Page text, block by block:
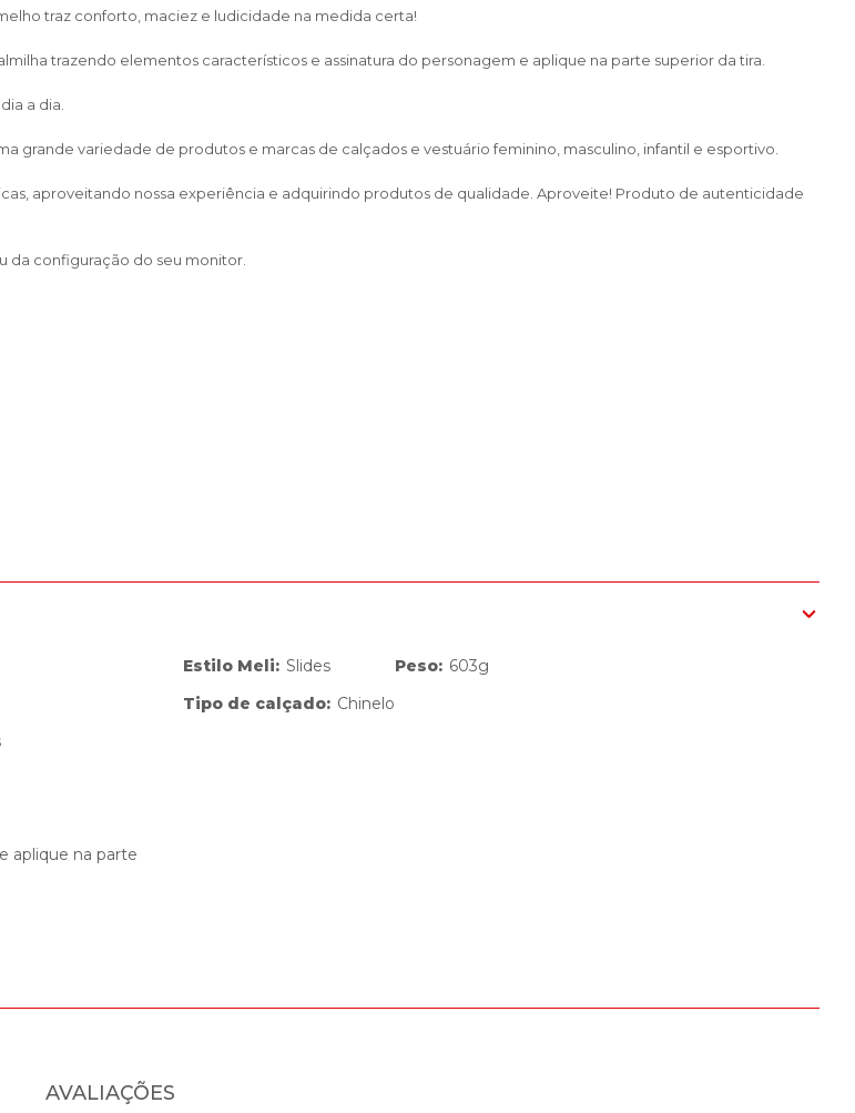
traz conforto, maciez e ludicidade na medida certa!
trazendo elementos característicos e assinatura do personagem e aplique na parte superior da tira.
a dia.
grande variedade de produtos e marcas de calçados e vestuário feminino, masculino, infantil e esportivo.
aproveitando nossa experiência e adquirindo produtos de qualidade. Aproveite! Produto de autenticidade
da configuração do seu monitor.
aplique na parte
Estilo Meli: Slides
Tipo de calçado: Chinelo
Peso: 603g
AVALIAÇÕES